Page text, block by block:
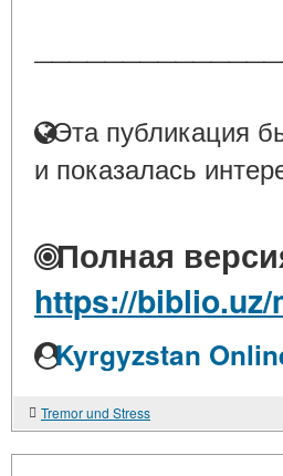
Эта публикация
и показалась
Полная
https://
Kyrgyzstan
Tremor und Stress